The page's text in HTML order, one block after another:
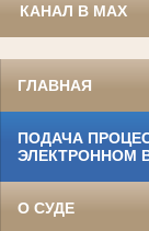
КАНАЛ В MAX
ГЛАВНАЯ
ПОДАЧА
ЭЛЕКТРОННОМ
О СУДЕ